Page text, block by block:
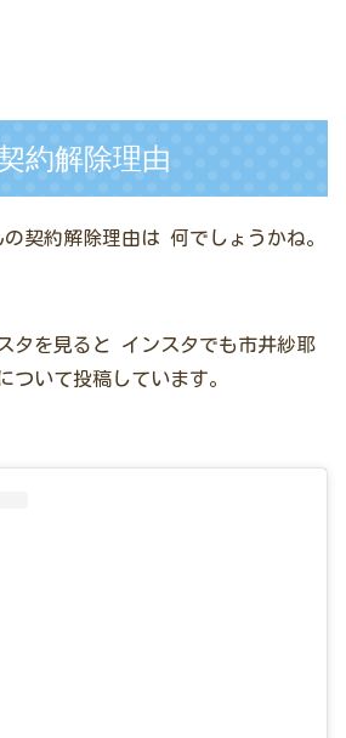
約解除理由
契約解除理由は 何でしょうかね。
タを見ると
インスタでも市井紗耶
ついて投稿しています。